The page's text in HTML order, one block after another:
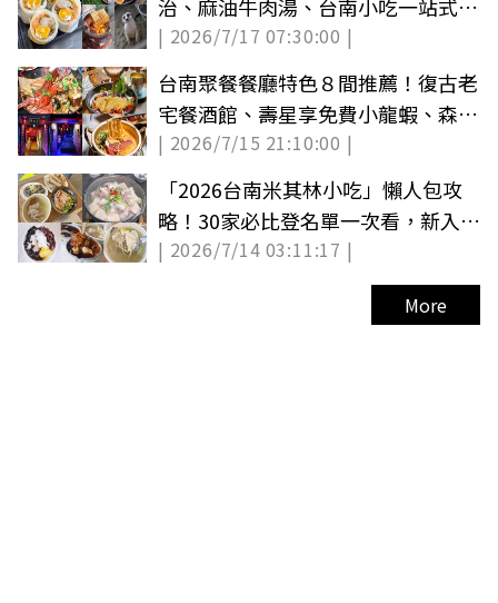
治、麻油牛肉湯、台南小吃一站式吃
到飽
| 2026/7/17 07:30:00 |
台南聚餐餐廳特色８間推薦！復古老
宅餐酒館、壽星享免費小龍蝦、森林
系綠植餐廳
| 2026/7/15 21:10:00 |
「2026台南米其林小吃」懶人包攻
略！30家必比登名單一次看，新入選
３家必吃
| 2026/7/14 03:11:17 |
More